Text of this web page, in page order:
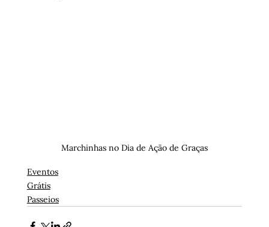
Marchinhas no Dia de Ação de Graças
Eventos
Grátis
Passeios